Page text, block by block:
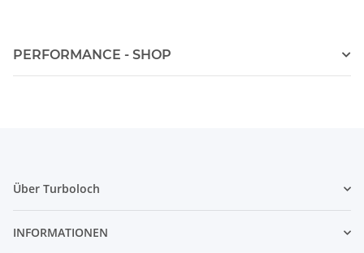
PERFORMANCE - SHOP
Über Turboloch
INFORMATIONEN